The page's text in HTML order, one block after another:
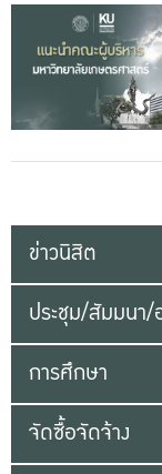
ข่าวนิสิต
ประชุม/สัมมนา/
การศึกษา
จัดซื้อจัดจ้าง